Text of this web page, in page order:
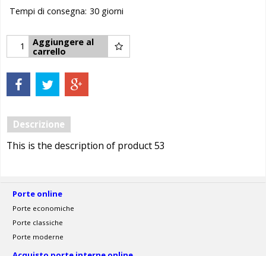
Tempi di consegna: 30 giorni
Aggiungere al
carrello
Descrizione
This is the description of product 53
Porte online
Porte economiche
Porte classiche
Porte moderne